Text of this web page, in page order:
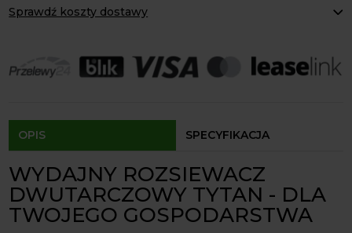
Sprawdź koszty dostawy
Agrol transport: 200 zł
Agrol transport gabaryty: ustalane indywidualnie
Dostępność form dostawy i ceny uzależniona od produktu.
OPIS SPECYFIKACJA
WYDAJNY ROZSIEWACZ
DWUTARCZOWY TYTAN - DLA
TWOJEGO GOSPODARSTWA